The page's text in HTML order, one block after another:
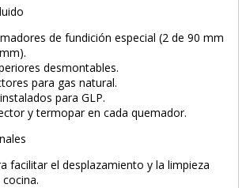
de fundición especial (2 de 90 mm
desmontables.
para gas natural.
para GLP.
y termopar en cada quemador.
facilitar el desplazamiento y la limpieza